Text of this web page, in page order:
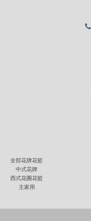
全部花牌花籃
中式花牌
西式花圈花籃
主家用